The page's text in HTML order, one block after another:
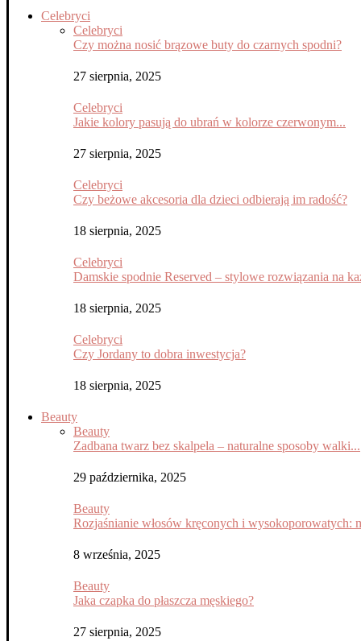
Celebryci
Celebryci
Czy można nosić brązowe buty do czarnych spodni?
27 sierpnia, 2025
Celebryci
Jakie kolory pasują do ubrań w kolorze czerwonym...
27 sierpnia, 2025
Celebryci
Czy beżowe akcesoria dla dzieci odbierają im radość?
18 sierpnia, 2025
Celebryci
Damskie spodnie Reserved – stylowe rozwiązania na
18 sierpnia, 2025
Celebryci
Czy Jordany to dobra inwestycja?
18 sierpnia, 2025
Beauty
Beauty
Zadbana twarz bez skalpela – naturalne sposoby walki...
29 października, 2025
Beauty
Rozjaśnianie włosów kręconych i wysokoporowatych:
8 września, 2025
Beauty
Jaka czapka do płaszcza męskiego?
27 sierpnia, 2025